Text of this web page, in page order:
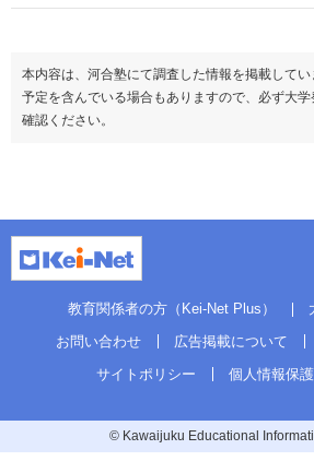
本内容は、河合塾にて調査した情報を掲載して
予定を含んでいる場合もありますので、必ず大
確認ください。
教育関係者の方（Kei-Net Plus）
お問い合わせ
広告掲載について
サイトポリシー
個人情報保
© Kawaijuku Educational